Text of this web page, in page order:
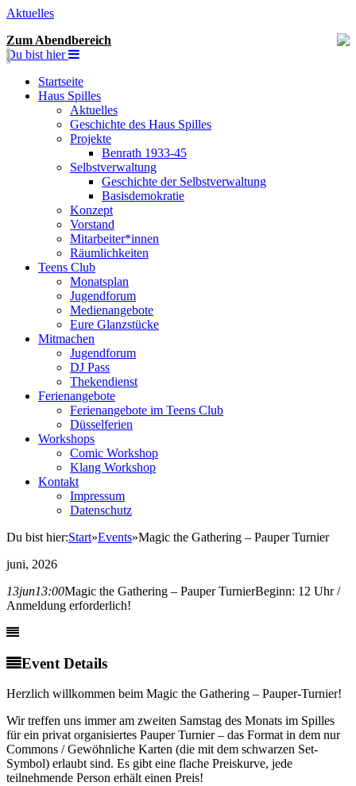
Aktuelles
Zum Abendbereich
Du bist hier
Startseite
Haus Spilles
Aktuelles
Geschichte des Haus Spilles
Projekte
Benrath 1933-45
Selbstverwaltung
Geschichte der Selbstverwaltung
Basisdemokratie
Konzept
Vorstand
Mitarbeiter*innen
Räumlichkeiten
Teens Club
Monatsplan
Jugendforum
Medienangebote
Eure Glanzstücke
Mitmachen
Jugendforum
DJ Pass
Thekendienst
Ferienangebote
Ferienangebote im Teens Club
Düsselferien
Workshops
Comic Workshop
Klang Workshop
Kontakt
Impressum
Datenschutz
Du bist hier:Start»Events»Magic the Gathering – Pauper Turnier
juni, 2026
13jun13:00Magic the Gathering – Pauper TurnierBeginn: 12 Uhr /
Anmeldung erforderlich!
Event Details
Herzlich willkommen beim Magic the Gathering – Pauper-Turnier!
Wir treffen uns immer am zweiten Samstag des Monats im Spilles
für ein privat organisiertes Pauper Turnier – das Format in dem nur
Commons / Gewöhnliche Karten (die mit dem schwarzen Set-
Symbol) erlaubt sind. Es gibt eine flache Preiskurve, jede
teilnehmende Person erhält einen Preis!